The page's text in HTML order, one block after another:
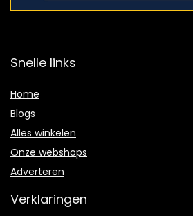
Snelle links
Home
Blogs
Alles winkelen
Onze webshops
Adverteren
Verklaringen